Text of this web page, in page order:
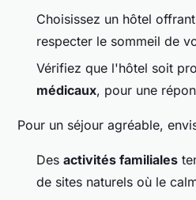
Choisissez un hôtel
respecter le sommeil de
Vérifiez que l'hôtel soit
médicaux, pour une
Pour un séjour agréable,
Des activités familiales
de sites naturels où le